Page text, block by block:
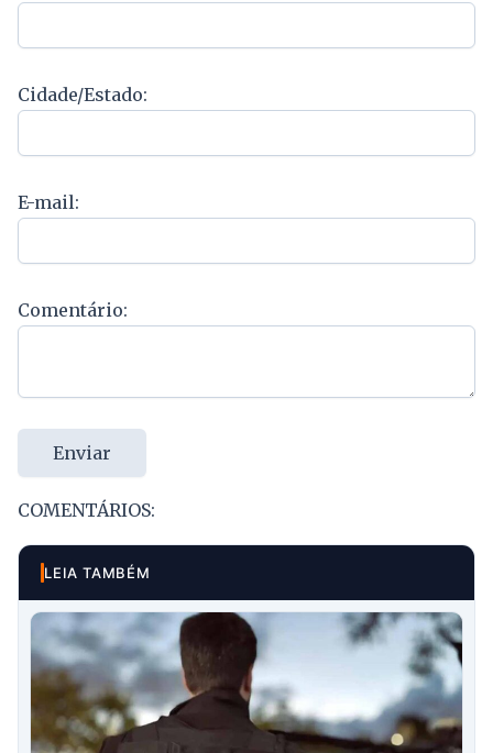
Cidade/Estado:
E-mail:
Comentário:
Enviar
COMENTÁRIOS:
LEIA TAMBÉM